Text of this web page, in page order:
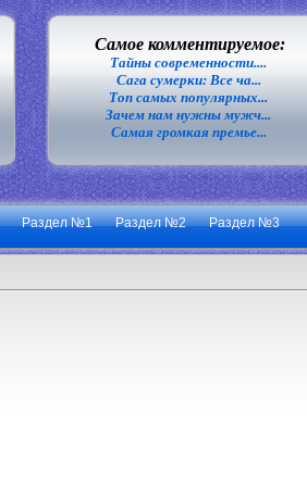
Самое комментируемое:
Тайны современности....
Сага сумерки: Все ча...
Топ самых популярных...
Зачем нам нужны мужч...
Самая громкая премье...
Раздел №1 Раздел №2 Раздел №3